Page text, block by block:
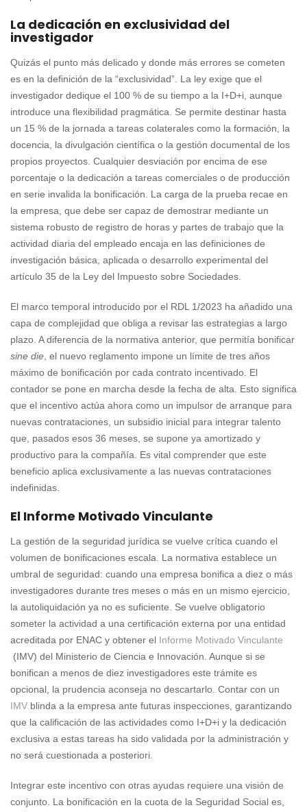
La dedicación en exclusividad del
investigador
Quizás el punto más delicado y donde más errores se cometen
es en la definición de la “exclusividad”. La ley exige que el
investigador dedique el 100 % de su tiempo a la I+D+i, aunque
introduce una flexibilidad pragmática. Se permite destinar hasta
un 15 % de la jornada a tareas colaterales como la formación, la
docencia, la divulgación científica o la gestión documental de los
propios proyectos. Cualquier desviación por encima de ese
porcentaje o la dedicación a tareas comerciales o de producción
en serie invalida la bonificación. La carga de la prueba recae en
la empresa, que debe ser capaz de demostrar mediante un
sistema robusto de registro de horas y partes de trabajo que la
actividad diaria del empleado encaja en las definiciones de
investigación básica, aplicada o desarrollo experimental del
artículo 35 de la Ley del Impuesto sobre Sociedades.
El marco temporal introducido por el RDL 1/2023 ha añadido una
capa de complejidad que obliga a revisar las estrategias a largo
plazo. A diferencia de la normativa anterior, que permitía bonificar
sine die, el nuevo reglamento impone un límite de tres años
máximo de bonificación por cada contrato incentivado. El
contador se pone en marcha desde la fecha de alta. Esto significa
que el incentivo actúa ahora como un impulsor de arranque para
nuevas contrataciones, un subsidio inicial para integrar talento
que, pasados esos 36 meses, se supone ya amortizado y
productivo para la compañía. Es vital comprender que este
beneficio aplica exclusivamente a las nuevas contrataciones
indefinidas.
El Informe Motivado Vinculante
La gestión de la seguridad jurídica se vuelve crítica cuando el
volumen de bonificaciones escala. La normativa establece un
umbral de seguridad: cuando una empresa bonifica a diez o más
investigadores durante tres meses o más en un mismo ejercicio,
la autoliquidación ya no es suficiente. Se vuelve obligatorio
someter la actividad a una certificación externa por una entidad
acreditada por ENAC y obtener el Informe Motivado Vinculante
(IMV) del Ministerio de Ciencia e Innovación. Aunque si se
bonifican a menos de diez investigadores este trámite es
opcional, la prudencia aconseja no descartarlo. Contar con un
IMV blinda a la empresa ante futuras inspecciones, garantizando
que la calificación de las actividades como I+D+i y la dedicación
exclusiva a estas tareas ha sido validada por la administración y
no será cuestionada a posteriori.
Integrar este incentivo con otras ayudas requiere una visión de
conjunto. La bonificación en la cuota de la Seguridad Social es,